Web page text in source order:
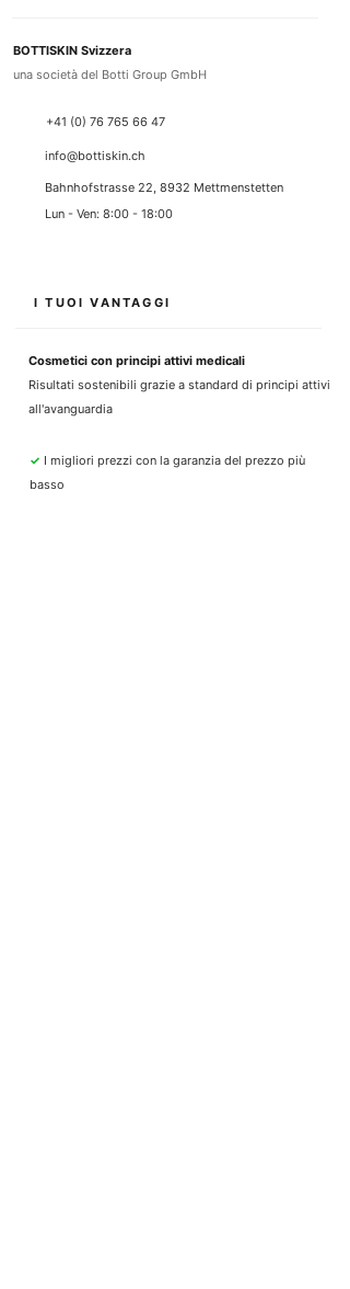
BOTTISKIN Svizzera
una società del Botti Group GmbH
+41 (0) 76 765 66 47
info@bottiskin.ch
Bahnhofstrasse 22, 8932 Mettmenstetten
Lun - Ven: 8:00 - 18:00
I TUOI VANTAGGI
Cosmetici con principi attivi medicali
Risultati sostenibili grazie a standard di principi attivi
all'avanguardia
✓ I migliori prezzi con la garanzia del prezzo più
basso